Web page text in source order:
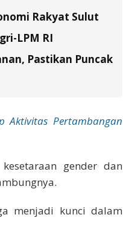
Rakyat Sulut
LPM RI
Pastikan Puncak
Aktivitas Pertambangan
gender dan
menjadi kunci dalam